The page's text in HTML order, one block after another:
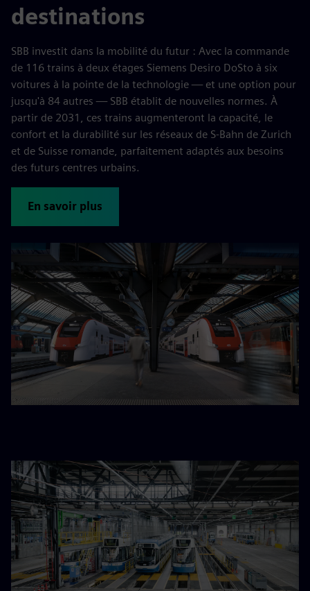
destinations
SBB investit dans la mobilité du futur : Avec la commande
de 116 trains à deux étages Siemens Desiro DoSto à six
voitures à la pointe de la technologie — et une option pour
jusqu'à 84 autres — SBB établit de nouvelles normes. À
partir de 2031, ces trains augmenteront la capacité, le
confort et la durabilité sur les réseaux de S-Bahn de Zurich
et de Suisse romande, parfaitement adaptés aux besoins
des futurs centres urbains.
En savoir plus